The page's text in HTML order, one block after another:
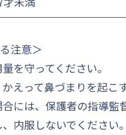
注意＞
を守ってください。
えって鼻づまりを起こ
には、保護者の指導監
内服しないでください。